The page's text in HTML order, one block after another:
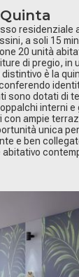
Quinta
residenziale
a soli 15
20 unità
di pregio, in
è la
sono dotati di
interni e
ampie
unica
e ben